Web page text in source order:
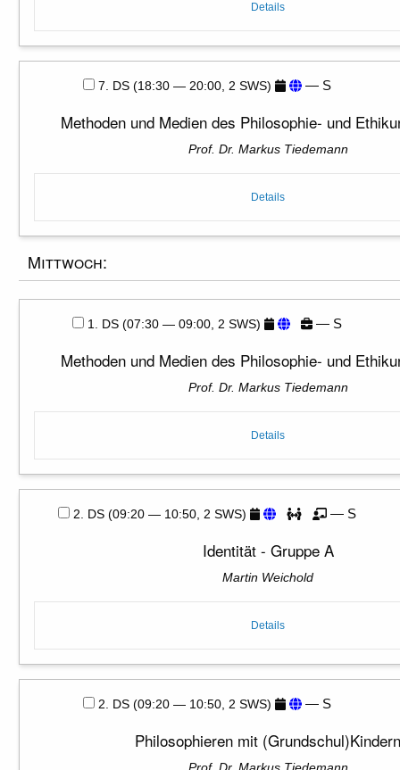
Details
7. DS (18:30 — 20:00, 2 SWS) — S
Methoden und Medien des Philosophie- und
Prof. Dr. Markus Tiedemann
Details
Mittwoch:
1. DS (07:30 — 09:00, 2 SWS) — S
Methoden und Medien des Philosophie- und
Prof. Dr. Markus Tiedemann
Details
2. DS (09:20 — 10:50, 2 SWS) — S
Identität - Gruppe A
Martin Weichold
Details
2. DS (09:20 — 10:50, 2 SWS) — S
Philosophieren mit (Grundschul)Kindern